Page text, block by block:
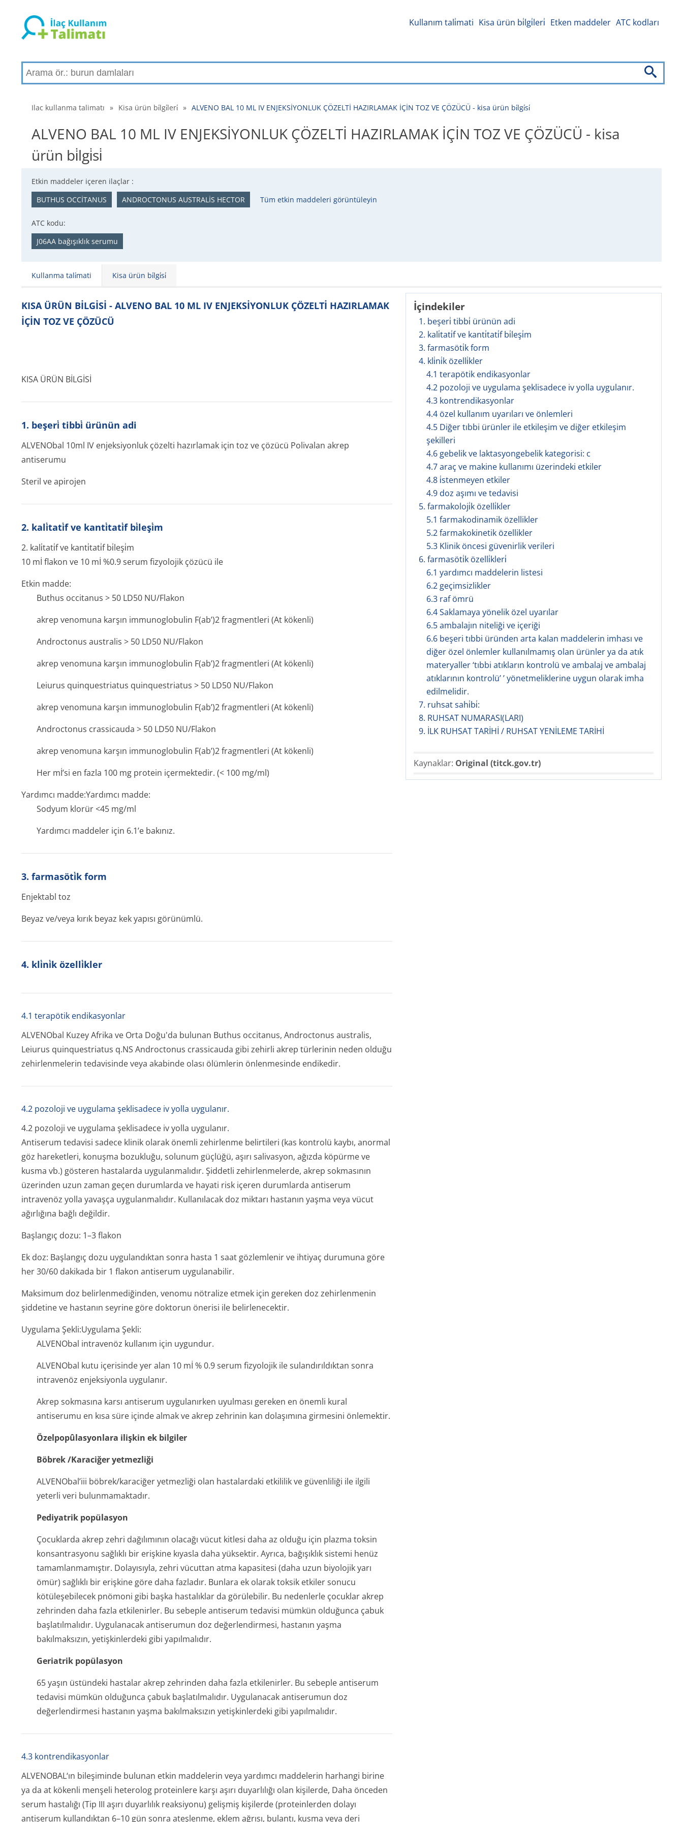
Kullanım tali̇mati Kisa ürün bi̇lgi̇leri̇ Etken maddeler ATC kodları
Ilac kullanma talimatı » Kisa ürün bi̇lgi̇leri̇ » ALVENO BAL 10 ML IV ENJEKSİYONLUK ÇÖZELTİ HAZIRLAMAK İÇİN TOZ VE ÇÖZÜCÜ - kisa ürün bi̇lgi̇si̇
ALVENO BAL 10 ML IV ENJEKSİYONLUK ÇÖZELTİ HAZIRLAMAK İÇİN TOZ VE ÇÖZÜCÜ - kisa
ürün bi̇lgi̇si̇
Etkin maddeler içeren ilaçlar :
BUTHUS OCCİTANUS
ANDROCTONUS AUSTRALİS HECTOR Tüm etkin maddeleri görüntüleyin
ATC kodu:
J06AA bağışıklık serumu
Kullanma tali̇mati Kisa ürün bi̇lgi̇si̇
İçindekiler
1. beşeri̇ tibbi̇ ürünün adi
2. kali̇tati̇f ve kanti̇tati̇f bi̇leşi̇m
3. farmasöti̇k form
4. kli̇ni̇k özelli̇kler
4.1 terapötik endikasyonlar
4.2 pozoloji ve uygulama şeklisadece iv yolla uygulanır.
4.3 kontrendikasyonlar
4.4 özel kullanım uyarıları ve önlemleri
4.5 Diğer tıbbi ürünler ile etkileşim ve diğer etkileşim
şekilleri
4.6 gebelik ve laktasyongebelik kategorisi: c
4.7 araç ve makine kullanımı üzerindeki etkiler
4.8 i̇stenmeyen etkiler
4.9 doz aşımı ve tedavisi
5. farmakoloji̇k özelli̇kler
5.1 farmakodinamik özellikler
5.2 farmakokinetik özellikler
5.3 Klinik öncesi güvenirlik verileri
6. farmasöti̇k özelli̇kleri̇
6.1 yardımcı maddelerin listesi
6.2 geçimsizlikler
6.3 raf ömrü
6.4 Saklamaya yönelik özel uyarılar
6.5 ambalajın niteliği ve içeriği
6.6 beşeri tıbbi üründen arta kalan maddelerin imhası ve
diğer özel önlemler kullanılmamış olan ürünler ya da atık
materyaller ‘tıbbi atıkların kontrolü ve ambalaj ve ambalaj
atıklarının kontrolü’ ’ yönetmeliklerine uygun olarak imha
edilmelidir.
7. ruhsat sahi̇bi̇:
8. RUHSAT NUMARASI(LARI)
9. İLK RUHSAT TARİHİ / RUHSAT YENİLEME TARİHİ
Kaynaklar: Original (titck.gov.tr)
KISA ÜRÜN BİLGİSİ - ALVENO BAL 10 ML IV ENJEKSİYONLUK ÇÖZELTİ HAZIRLAMAK
İÇİN TOZ VE ÇÖZÜCÜ
KISA ÜRÜN BİLGİSİ
1. beşeri̇ tibbi̇ ürünün adi
ALVENObal 10ml IV enjeksiyonluk çözelti hazırlamak için toz ve çözücü Polivalan akrep
antiserumu
Steril ve apirojen
2. kali̇tati̇f ve kanti̇tati̇f bi̇leşi̇m
2. kali̇tati̇f ve kanti̇tati̇f bi̇leşi̇m
10 mİ flakon ve 10 mİ %0.9 serum fizyolojik çözücü ile
Etkin madde:
Buthus occitanus > 50 LD50 NU/Flakon
akrep venomuna karşın immunoglobulin F(ab’)2 fragmentleri (At kökenli)
Androctonus australis > 50 LD50 NU/Flakon
akrep venomuna karşın immunoglobulin F(ab’)2 fragmentleri (At kökenli)
Leiurus quinquestriatus quinquestriatus > 50 LD50 NU/Flakon
akrep venomuna karşın immunoglobulin F(ab’)2 fragmentleri (At kökenli)
Androctonus crassicauda > 50 LD50 NU/Flakon
akrep venomuna karşın immunoglobulin F(ab’)2 fragmentleri (At kökenli)
Her mİ’si en fazla 100 mg protein içermektedir. (< 100 mg/ml)
Yardımcı madde:Yardımcı madde:
Sodyum klorür <45 mg/ml
Yardımcı maddeler için 6.1’e bakınız.
3. farmasöti̇k form
Enjektabl toz
Beyaz ve/veya kırık beyaz kek yapısı görünümlü.
4. kli̇ni̇k özelli̇kler
4.1 terapötik endikasyonlar
ALVENObal Kuzey Afrika ve Orta Doğu'da bulunan Buthus occitanus, Androctonus australis,
Leiurus quinquestriatus q.NS Androctonus crassicauda gibi zehirli akrep türlerinin neden olduğu
zehirlenmelerin tedavisinde veya akabinde olası ölümlerin önlenmesinde endikedir.
4.2 pozoloji ve uygulama şeklisadece iv yolla uygulanır.
4.2 pozoloji ve uygulama şeklisadece iv yolla uygulanır.
Antiserum tedavisi sadece klinik olarak önemli zehirlenme belirtileri (kas kontrolü kaybı, anormal
göz hareketleri, konuşma bozukluğu, solunum güçlüğü, aşırı salivasyon, ağızda köpürme ve
kusma vb.) gösteren hastalarda uygulanmalıdır. Şiddetli zehirlenmelerde, akrep sokmasının
üzerinden uzun zaman geçen durumlarda ve hayati risk içeren durumlarda antiserum
intravenöz yolla yavaşça uygulanmalıdır. Kullanılacak doz miktarı hastanın yaşma veya vücut
ağırlığına bağlı değildir.
Başlangıç dozu: 1–3 flakon
Ek doz: Başlangıç dozu uygulandıktan sonra hasta 1 saat gözlemlenir ve ihtiyaç durumuna göre
her 30/60 dakikada bir 1 flakon antiserum uygulanabilir.
Maksimum doz belirlenmediğinden, venomu nötralize etmek için gereken doz zehirlenmenin
şiddetine ve hastanın seyrine göre doktorun önerisi ile belirlenecektir.
Uygulama Şekli:Uygulama Şekli:
ALVENObal intravenöz kullanım için uygundur.
ALVENObal kutu içerisinde yer alan 10 mİ % 0.9 serum fizyolojik ile sulandırıldıktan sonra
intravenöz enjeksiyonla uygulanır.
Akrep sokmasına karsı antiserum uygulanırken uyulması gereken en önemli kural
antiserumu en kısa süre içinde almak ve akrep zehrinin kan dolaşımına girmesini önlemektir.
Özelpopûlasyonlara ilişkin ek bilgiler
Böbrek /Karaciğer yetmezliği
ALVENObal’iii böbrek/karaciğer yetmezliği olan hastalardaki etkililik ve güvenliliği ile ilgili
yeterli veri bulunmamaktadır.
Pediyatrik popülasyon
Çocuklarda akrep zehri dağılımının olacağı vücut kitlesi daha az olduğu için plazma toksin
konsantrasyonu sağlıklı bir erişkine kıyasla daha yüksektir. Ayrıca, bağışıklık sistemi henüz
tamamlanmamıştır. Dolayısıyla, zehri vücuttan atma kapasitesi (daha uzun biyolojik yarı
ömür) sağlıklı bir erişkine göre daha fazladır. Bunlara ek olarak toksik etkiler sonucu
kötüleşebilecek pnömoni gibi başka hastalıklar da görülebilir. Bu nedenlerle çocuklar akrep
zehrinden daha fazla etkilenirler. Bu sebeple antiserum tedavisi mümkün olduğunca çabuk
başlatılmalıdır. Uygulanacak antiserumun doz değerlendirmesi, hastanın yaşma
bakılmaksızın, yetişkinlerdeki gibi yapılmalıdır.
Geriatrik popülasyon
65 yaşın üstündeki hastalar akrep zehrinden daha fazla etkilenirler. Bu sebeple antiserum
tedavisi mümkün olduğunca çabuk başlatılmalıdır. Uygulanacak antiserumun doz
değerlendirmesi hastanın yaşma bakılmaksızın yetişkinlerdeki gibi yapılmalıdır.
4.3 kontrendikasyonlar
ALVENOBAL‘ın bileşiminde bulunan etkin maddelerin veya yardımcı maddelerin harhangi birine
ya da at kökenli menşeli heterolog proteinlere karşı aşırı duyarlılığı olan kişilerde, Daha önceden
serum hastalığı (Tip III aşırı duyarlılık reaksiyonu) gelişmiş kişilerde (proteinlerden dolayı
antiserum kullandıktan 6–10 gün sonra ateşlenme, eklem ağrısı, bulantı, kusma veya deri